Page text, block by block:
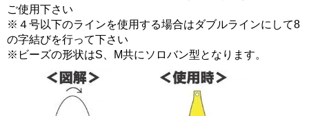
ご使用下さい
※４号以下のラインを使用する場合はダブルラインにして8
の字結びを行って下さい
※ビーズの形状はS、M共にソロバン型となります。